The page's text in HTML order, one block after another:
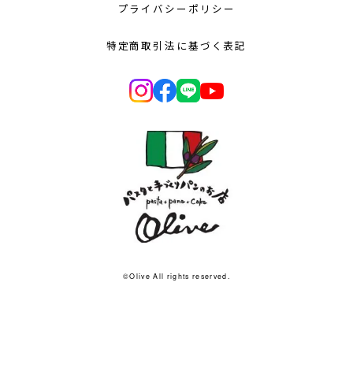
プライバシーポリシー
特定商取引法に基づく表記
©︎Olive All rights reserved.